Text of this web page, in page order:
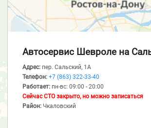
Автосервис Шевроле на
Адрес: пер. Сальский, 1А
Телефон: +7 (863) 322-33-40
Работает: пн-вс: 09:00 - 20:00
Сейчас СТО закрыто, но можно записаться
Район: Чкаловский